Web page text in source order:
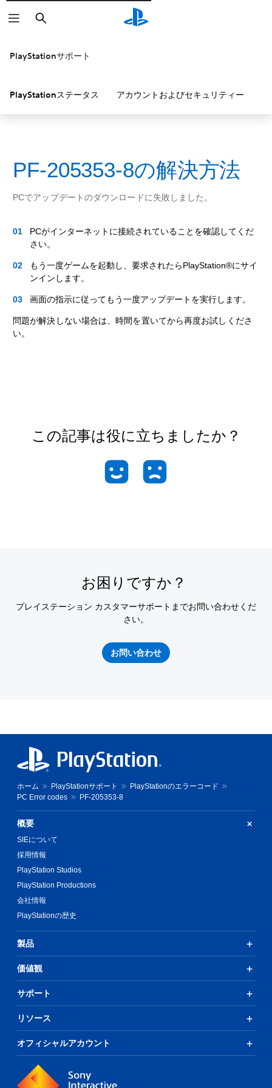
検
索
PlayStationサポート
PlayStationステータス アカウントおよびセキュリティー
PF-205353-8の解決方法
PCでアップデートのダウンロードに失敗しました。
PCがインターネットに接続されていることを確認してくだ
さい。
もう一度ゲームを起動し、要求されたらPlayStation®にサイ
ンインします。
画面の指示に従ってもう一度アップデートを実行します。
問題が解決しない場合は、時間を置いてから再度お試しくださ
い。
この記事は役に立ちましたか？
お困りですか？
プレイステーション カスタマーサポートまでお問い合わせくだ
さい。
お問い合わせ
ホーム PlayStationサポート
PlayStationのエラーコード
PC Error codes
PF-205353-8
概要
SIEについて
採用情報
PlayStation Studios
PlayStation Productions
会社情報
PlayStationの歴史
製品
価値観
サポート
リソース
オフィシャルアカウント